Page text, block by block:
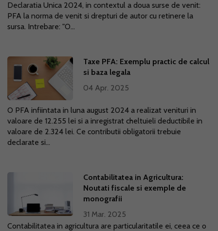
Declaratia Unica 2024, in contextul a doua surse de venit:
PFA la norma de venit si drepturi de autor cu retinere la
sursa. Intrebare: "O...
Taxe PFA: Exemplu practic de calcul
si baza legala
04 Apr. 2025
O PFA infiintata in luna august 2024 a realizat venituri in
valoare de 12.255 lei si a inregistrat cheltuieli deductibile in
valoare de 2.324 lei. Ce contributii obligatorii trebuie
declarate si...
Contabilitatea in Agricultura:
Noutati fiscale si exemple de
monografii
31 Mar. 2025
Contabilitatea in agricultura are particularitatile ei, ceea ce o